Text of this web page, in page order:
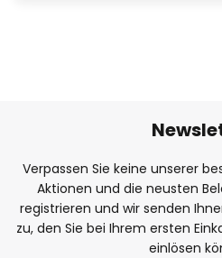
Verpassen Sie keine unserer
Aktionen und die neusten
registrieren und wir senden
zu, den Sie bei Ihrem ersten
einlösen